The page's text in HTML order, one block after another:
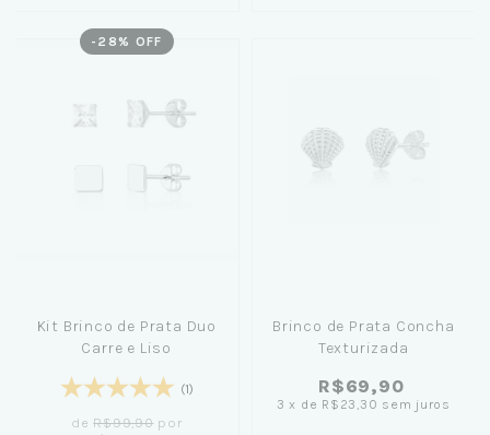
- 28 % OFF
Kit Brinco de Prata Duo
Carre e Liso
(1)
deR$99,90por
Brinco de Prata Concha
Texturizada
R$69,90
3 x de R$23,30 sem juros